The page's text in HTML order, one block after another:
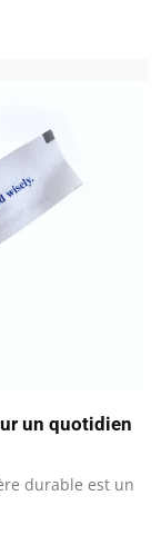
un quotidien
durable est un